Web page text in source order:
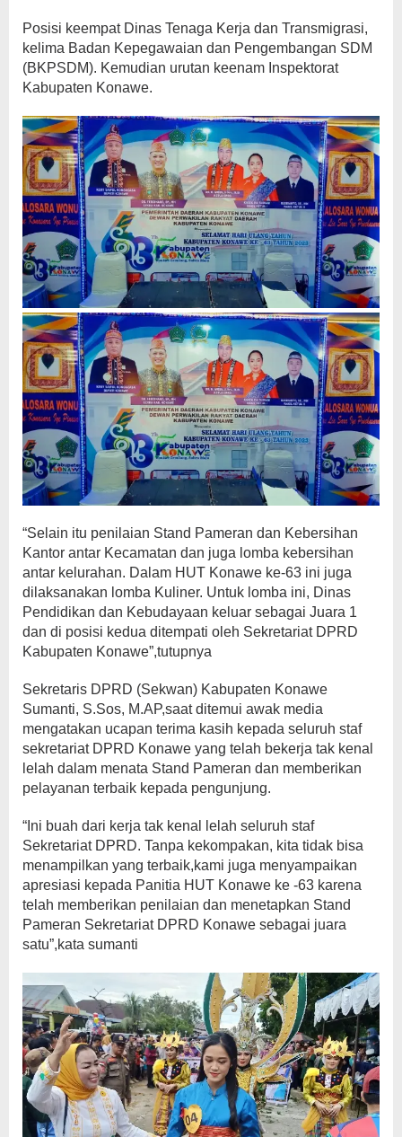
Posisi keempat Dinas Tenaga Kerja dan Transmigrasi,
kelima Badan Kepegawaian dan Pengembangan SDM
(BKPSDM). Kemudian urutan keenam Inspektorat
Kabupaten Konawe.
“Selain itu penilaian Stand Pameran dan Kebersihan
Kantor antar Kecamatan dan juga lomba kebersihan
antar kelurahan. Dalam HUT Konawe ke-63 ini juga
dilaksanakan lomba Kuliner. Untuk lomba ini, Dinas
Pendidikan dan Kebudayaan keluar sebagai Juara 1
dan di posisi kedua ditempati oleh Sekretariat DPRD
Kabupaten Konawe”,tutupnya
Sekretaris DPRD (Sekwan) Kabupaten Konawe
Sumanti, S.Sos, M.AP,saat ditemui awak media
mengatakan ucapan terima kasih kepada seluruh staf
sekretariat DPRD Konawe yang telah bekerja tak kenal
lelah dalam menata Stand Pameran dan memberikan
pelayanan terbaik kepada pengunjung.
“Ini buah dari kerja tak kenal lelah seluruh staf
Sekretariat DPRD. Tanpa kekompakan, kita tidak bisa
menampilkan yang terbaik,kami juga menyampaikan
apresiasi kepada Panitia HUT Konawe ke -63 karena
telah memberikan penilaian dan menetapkan Stand
Pameran Sekretariat DPRD Konawe sebagai juara
satu”,kata sumanti